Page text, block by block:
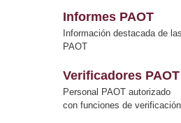
Informes PAOT
Información destacada de
PAOT
Verificadores PAOT
Personal PAOT autorizado
con funciones de verificación